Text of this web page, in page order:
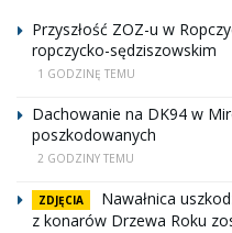
Przyszłość ZOZ-u w
ropczycko-sędziszowskim
1 GODZINĘ TEMU
Dachowanie na DK94 w
poszkodowanych
2 GODZINY TEMU
ZDJĘCIA
Nawałnica
z konarów Drzewa Roku